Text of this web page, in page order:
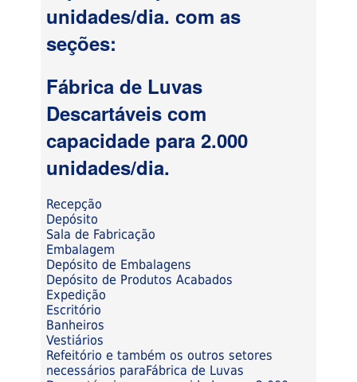
unidades/dia. com as
seções:
Fábrica de Luvas
Descartáveis com
capacidade para 2.000
unidades/dia.
Recepção
Depósito
Sala de Fabricação
Embalagem
Depósito de Embalagens
Depósito de Produtos Acabados
Expedição
Escritório
Banheiros
Vestiários
Refeitório e também os outros setores
necessários paraFábrica de Luvas